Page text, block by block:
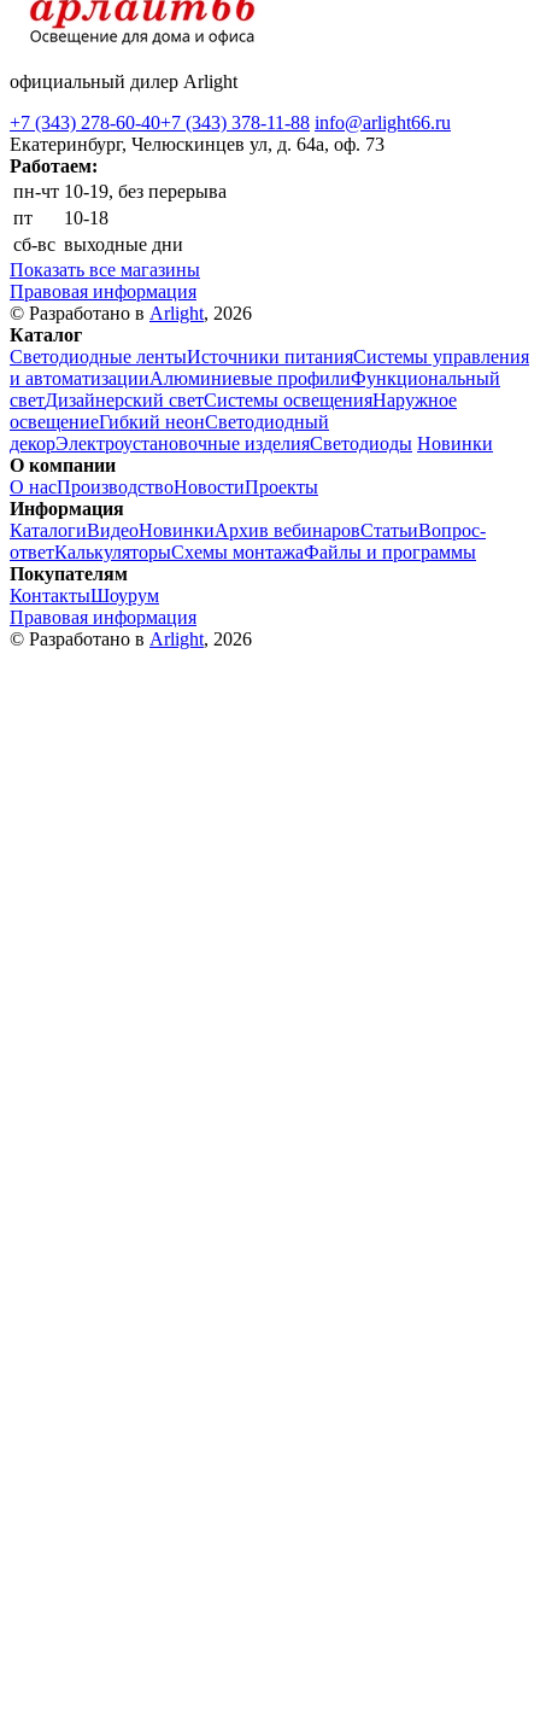
официальный дилер Arlight
+7 (343) 278-60-40+7 (343) 378-11-88 info@arlight66.ru
Екатеринбург, Челюскинцев ул, д. 64а, оф. 73
Работаем:
пн-чт 10-19, без перерыва
пт
10-18
сб-вс выходные дни
Показать все магазины
Правовая информация
© Разработано в Arlight, 2026
Каталог
Светодиодные лентыИсточники питанияСистемы управления
и автоматизацииАлюминиевые профилиФункциональный
светДизайнерский светСистемы освещенияНаружное
освещениеГибкий неонСветодиодный
декорЭлектроустановочные изделияСветодиоды Новинки
О компании
О насПроизводствоНовостиПроекты
Информация
КаталогиВидеоНовинкиАрхив вебинаровСтатьиВопрос-
ответКалькуляторыСхемы монтажаФайлы и программы
Покупателям
КонтактыШоурум
Правовая информация
© Разработано в Arlight, 2026